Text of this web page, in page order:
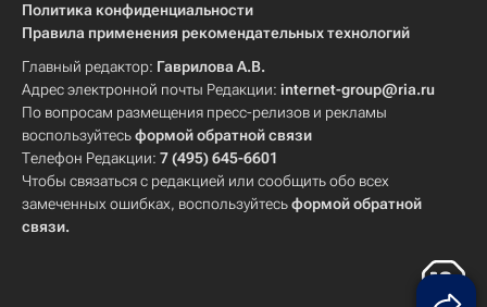
Политика конфиденциальности
Правила применения рекомендательных технологий
Главный редактор: Гаврилова А.В.
Адрес электронной почты Редакции: internet-group@ria.ru
По вопросам размещения пресс-релизов и рекламы
воспользуйтесьформой обратной связи
Телефон Редакции: 7 (495) 645-6601
Чтобы связаться с редакцией или сообщить обо всех
замеченных ошибках, воспользуйтесьформой обратной
связи.